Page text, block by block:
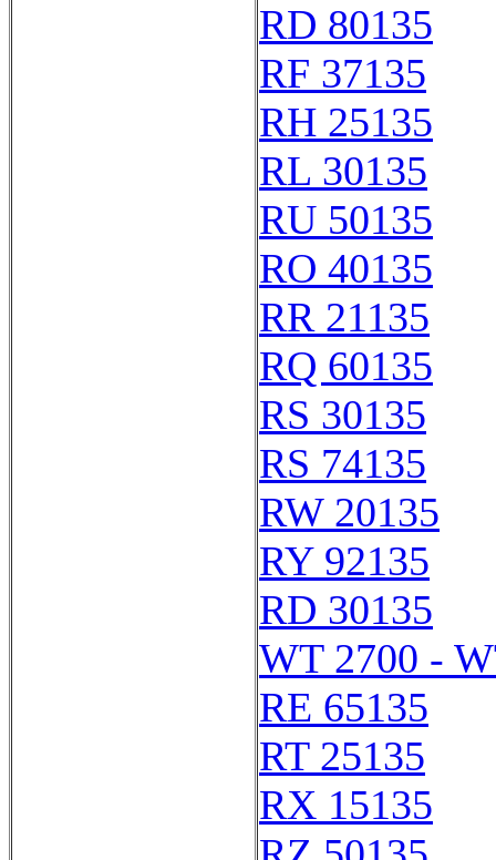
RD 80135
RF 37135
RH 25135
RL 30135
RU 50135
RO 40135
RR 21135
RQ 60135
RS 30135
RS 74135
RW 20135
RY 92135
RD 30135
WT 2700 -
RE 65135
RT 25135
RX 15135